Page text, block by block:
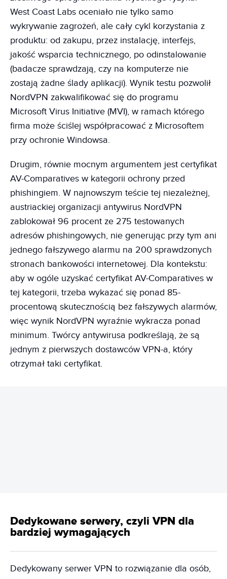
West Coast Labs oceniało nie tylko samo
wykrywanie zagrożeń, ale cały cykl korzystania z
produktu: od zakupu, przez instalację, interfejs,
jakość wsparcia technicznego, po odinstalowanie
(badacze sprawdzają, czy na komputerze nie
zostają żadne ślady aplikacji). Wynik testu pozwolił
NordVPN zakwalifikować się do programu
Microsoft Virus Initiative (MVI), w ramach którego
firma może ściślej współpracować z Microsoftem
przy ochronie Windowsa.
Drugim, równie mocnym argumentem jest certyfikat
AV-Comparatives w kategorii ochrony przed
phishingiem. W najnowszym teście tej niezależnej,
austriackiej organizacji antywirus NordVPN
zablokował 96 procent ze 275 testowanych
adresów phishingowych, nie generując przy tym ani
jednego fałszywego alarmu na 200 sprawdzonych
stronach bankowości internetowej. Dla kontekstu:
aby w ogóle uzyskać certyfikat AV-Comparatives w
tej kategorii, trzeba wykazać się ponad 85-
procentową skutecznością bez fałszywych alarmów,
więc wynik NordVPN wyraźnie wykracza ponad
minimum. Twórcy antywirusa podkreślają, że są
jednym z pierwszych dostawców VPN-a, który
otrzymał taki certyfikat.
Dedykowane serwery, czyli VPN dla
bardziej wymagających
Dedykowany serwer VPN to rozwiązanie dla osób,